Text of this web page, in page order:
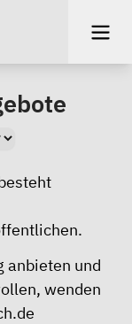
anbieten und
wenden